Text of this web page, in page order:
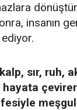
insanın
sır, ruh,
meşgul